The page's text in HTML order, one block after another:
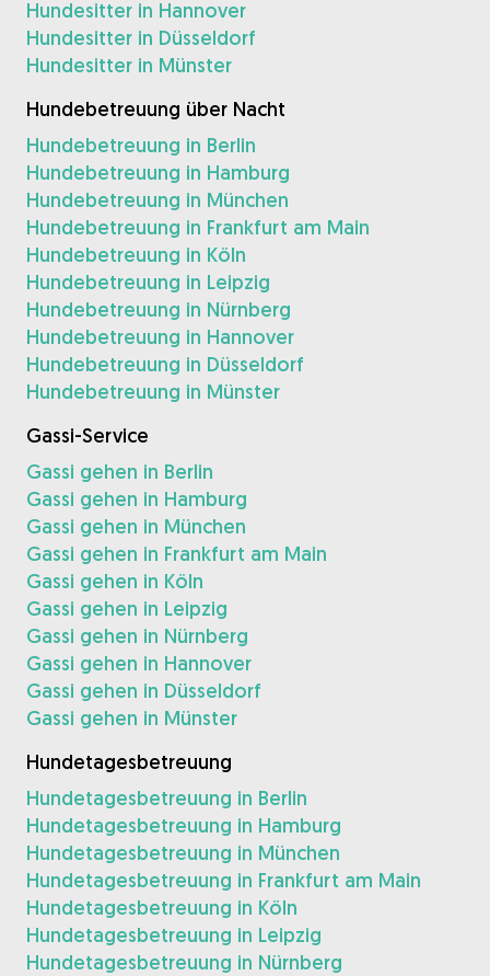
Hundesitter in Hannover
Hundesitter in Düsseldorf
Hundesitter in Münster
Hundebetreuung über Nacht
Hundebetreuung in Berlin
Hundebetreuung in Hamburg
Hundebetreuung in München
Hundebetreuung in Frankfurt am Main
Hundebetreuung in Köln
Hundebetreuung in Leipzig
Hundebetreuung in Nürnberg
Hundebetreuung in Hannover
Hundebetreuung in Düsseldorf
Hundebetreuung in Münster
Gassi-Service
Gassi gehen in Berlin
Gassi gehen in Hamburg
Gassi gehen in München
Gassi gehen in Frankfurt am Main
Gassi gehen in Köln
Gassi gehen in Leipzig
Gassi gehen in Nürnberg
Gassi gehen in Hannover
Gassi gehen in Düsseldorf
Gassi gehen in Münster
Hundetagesbetreuung
Hundetagesbetreuung in Berlin
Hundetagesbetreuung in Hamburg
Hundetagesbetreuung in München
Hundetagesbetreuung in Frankfurt am Main
Hundetagesbetreuung in Köln
Hundetagesbetreuung in Leipzig
Hundetagesbetreuung in Nürnberg